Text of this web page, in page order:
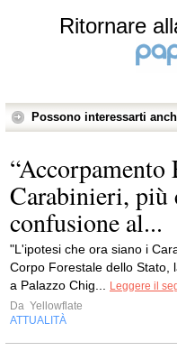
Ritornare
Possono interessarti
Carabinieri, più
confusione al...
"L'ipotesi che ora siano i
Corpo Forestale dello Stato,
a Palazzo Chig...
Leggere il
Da Yellowflate
ATTUALITÀ